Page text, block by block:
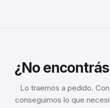
¿No encontrás
Lo traemos a pedido.
conseguimos lo que